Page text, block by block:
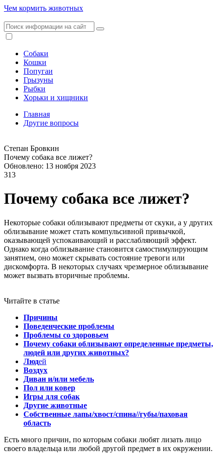
Чем кормить животных
Собаки
Кошки
Попугаи
Грызуны
Рыбки
Хорьки и хищники
Главная
Другие вопросы
Степан Бровкин
Почему собака все лижет?
Обновлено: 13 ноября 2023
313
Почему собака все лижет?
Некоторые собаки облизывают предметы от скуки, а у других
облизывание может стать компульсивной привычкой,
оказывающей успокаивающий и расслабляющий эффект.
Однако когда облизывание становится самостимулирующим
занятием, оно может скрывать состояние тревоги или
дискомфорта. В некоторых случаях чрезмерное облизывание
может вызвать вторичные проблемы.
Читайте в статье
Причины
Поведенческие проблемы
Проблемы со здоровьем
Почему собаки облизывают определенные предметы,
людей или других животных?
Людей
Воздух
Диван и/или мебель
Пол или ковер
Игры для собак
Другие животные
Собственные лапы/хвост/спина//губы/паховая
область
Есть много причин, по которым собаки любят лизать лицо
своего владельца или любой другой предмет в их окружении.